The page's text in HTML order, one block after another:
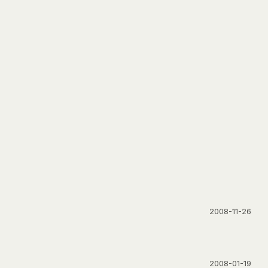
2008-11-26
2008-01-19